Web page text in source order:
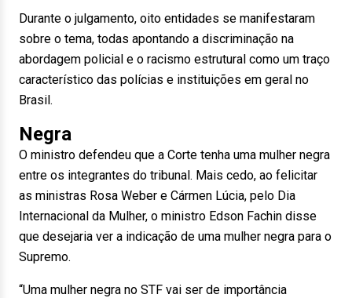
Durante o julgamento, oito entidades se manifestaram
sobre o tema, todas apontando a discriminação na
abordagem policial e o racismo estrutural como um traço
característico das polícias e instituições em geral no
Brasil.
Negra
O ministro defendeu que a Corte tenha uma mulher negra
entre os integrantes do tribunal. Mais cedo, ao felicitar
as ministras Rosa Weber e Cármen Lúcia, pelo Dia
Internacional da Mulher, o ministro Edson Fachin disse
que desejaria ver a indicação de uma mulher negra para o
Supremo.
“Uma mulher negra no STF vai ser de importância